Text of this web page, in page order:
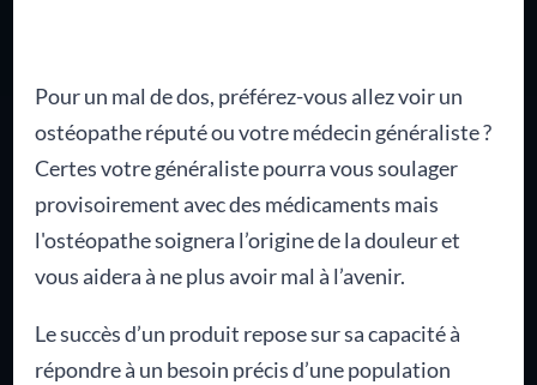
Pour un mal de dos, préférez-vous allez voir un
ostéopathe réputé ou votre médecin généraliste ?
Certes votre généraliste pourra vous soulager
provisoirement avec des médicaments mais
l'ostéopathe soignera l’origine de la douleur et
vous aidera à ne plus avoir mal à l’avenir.
Le succès d’un produit repose sur sa capacité à
répondre à un besoin précis d’une population